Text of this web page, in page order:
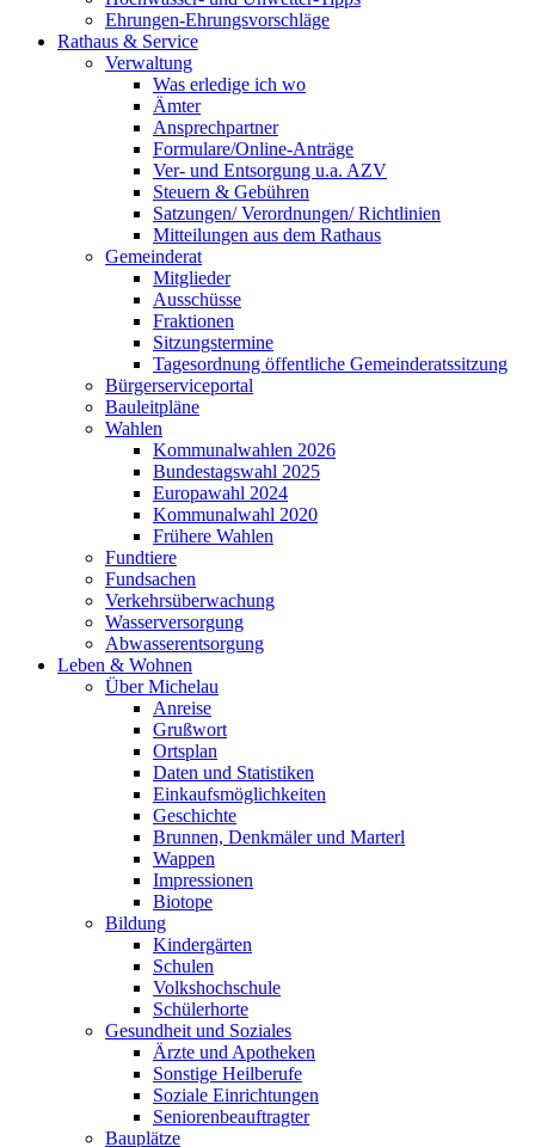
Ehrungen-Ehrungsvorschläge
Rathaus & Service
Verwaltung
Was erledige ich wo
Ämter
Ansprechpartner
Formulare/Online-Anträge
Ver- und Entsorgung u.a. AZV
Steuern & Gebühren
Satzungen/ Verordnungen/ Richtlinien
Mitteilungen aus dem Rathaus
Gemeinderat
Mitglieder
Ausschüsse
Fraktionen
Sitzungstermine
Tagesordnung öffentliche Gemeinderatssitzung
Bürgerserviceportal
Bauleitpläne
Wahlen
Kommunalwahlen 2026
Bundestagswahl 2025
Europawahl 2024
Kommunalwahl 2020
Frühere Wahlen
Fundtiere
Fundsachen
Verkehrsüberwachung
Wasserversorgung
Abwasserentsorgung
Leben & Wohnen
Über Michelau
Anreise
Grußwort
Ortsplan
Daten und Statistiken
Einkaufsmöglichkeiten
Geschichte
Brunnen, Denkmäler und Marterl
Wappen
Impressionen
Biotope
Bildung
Kindergärten
Schulen
Volkshochschule
Schülerhorte
Gesundheit und Soziales
Ärzte und Apotheken
Sonstige Heilberufe
Soziale Einrichtungen
Seniorenbeauftragter
Bauplätze